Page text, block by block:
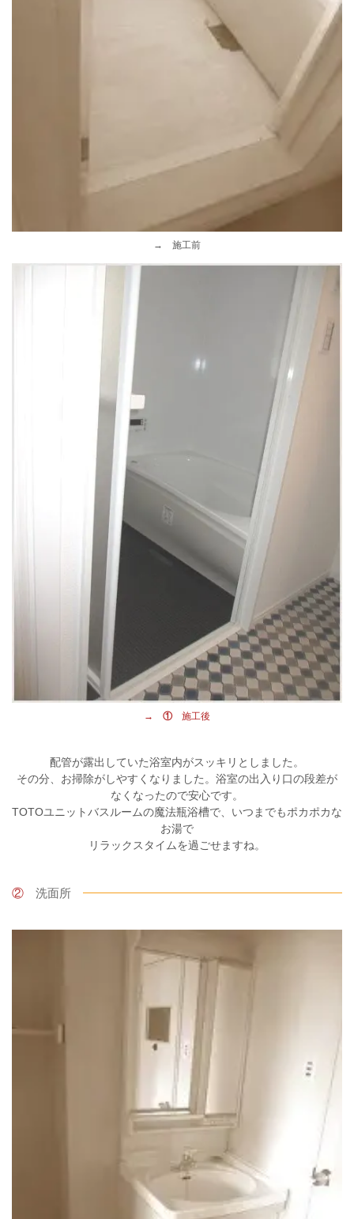
→ 施工前
→ ① 施工後
配管が露出していた浴室内がスッキリとしました。
その分、お掃除がしやすくなりました。浴室の出入り口の段差が
なくなったので安心です。
TOTOユニットバスルームの魔法瓶浴槽で、いつまでもポカポカな
お湯で
リラックスタイムを過ごせますね。
② 洗面所